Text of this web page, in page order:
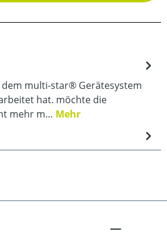
dem multi-star® Gerätesystem
hat. möchte die
mehr m… Mehr